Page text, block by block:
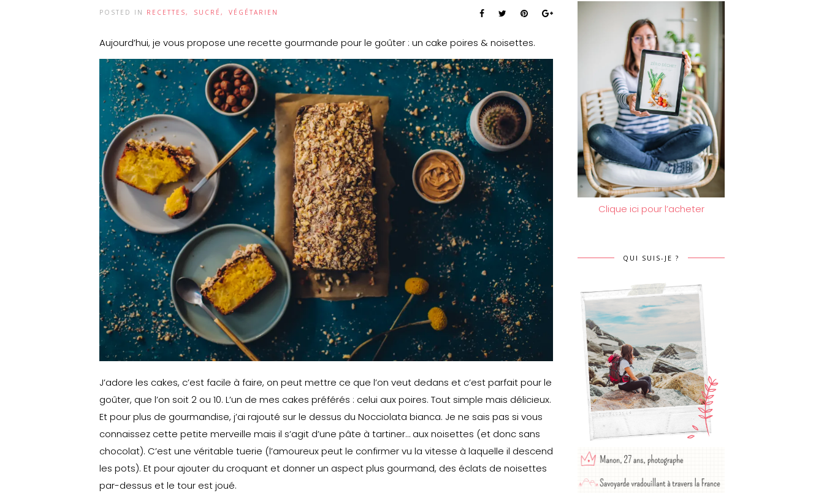
POSTED IN RECETTES, SUCRÉ , VÉGÉTARIEN
Aujourd’hui, je vous propose une recette gourmande pour le goûter : un cake poires & noisettes.
J’adore les cakes, c’est facile à faire, on peut mettre ce que l’on veut dedans et c’est parfait pour le
goûter, que l’on soit 2 ou 10. L’un de mes cakes préférés : celui aux poires. Tout simple mais délicieux.
Et pour plus de gourmandise, j’ai rajouté sur le dessus du Nocciolata bianca. Je ne sais pas si vous
connaissez cette petite merveille mais il s’agit d’une pâte à tartiner… aux noisettes (et donc sans
chocolat). C’est une véritable tuerie (l’amoureux peut le confirmer vu la vitesse à laquelle il descend
les pots). Et pour ajouter du croquant et donner un aspect plus gourmand, des éclats de noisettes
par-dessus et le tour est joué.
Clique ici pour l’acheter
QUI SUIS-JE ?